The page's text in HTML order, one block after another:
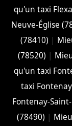
qu'un taxi
Neuve-Église
(78410) |
(78520) |
qu'un taxi
taxi
Fontenay-
(78490) |